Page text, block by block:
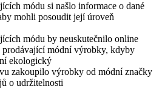
módu si našlo informace o dané
mohli posoudit její úroveň
módu by neuskutečnilo online
prodávající módní výrobky, kdyby
ekologický
zakoupilo výrobky od módní značky
o udržitelnosti